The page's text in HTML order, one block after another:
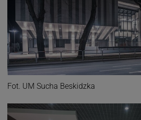
Fot. UM Sucha Beskidzka